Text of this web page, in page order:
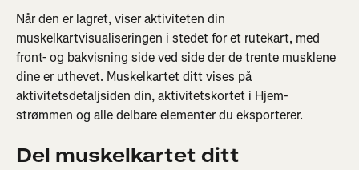
Når den er lagret, viser aktiviteten din
muskelkartvisualiseringen i stedet for et rutekart, med
front- og bakvisning side ved side der de trente musklene
dine er uthevet. Muskelkartet ditt vises på
aktivitetsdetaljsiden din, aktivitetskortet i Hjem-
strømmen og alle delbare elementer du eksporterer.
Del muskelkartet ditt